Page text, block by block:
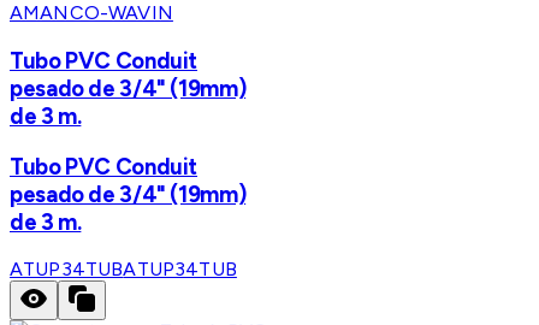
AMANCO-WAVIN
Tubo PVC Conduit
pesado de 3/4" (19mm)
de 3 m.
Tubo PVC Conduit
pesado de 3/4" (19mm)
de 3 m.
ATUP34TUBATUP34TUB